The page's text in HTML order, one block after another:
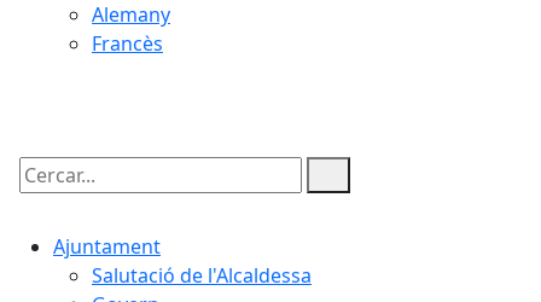
Alemany
Francès
Cercar:
Ajuntament
Salutació de l'Alcaldessa